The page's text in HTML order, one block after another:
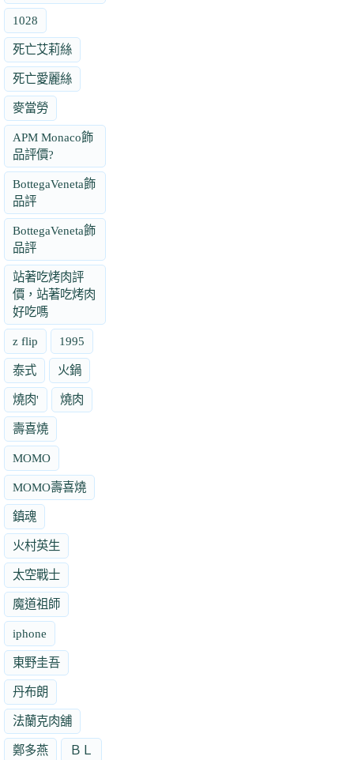
1028
死亡艾莉絲
死亡愛麗絲
麥當勞
APM Monaco飾
品評價?
BottegaVeneta飾
品評
BottegaVeneta飾
品評
站著吃烤肉評
價，站著吃烤肉
好吃嗎
z flip 1995
泰式 火鍋
燒肉' 燒肉
壽喜燒
MOMO
MOMO壽喜燒
鎮魂
火村英生
太空戰士
魔道祖師
iphone
東野圭吾
丹布朗
法蘭克肉舖
鄭多燕 ＢＬ